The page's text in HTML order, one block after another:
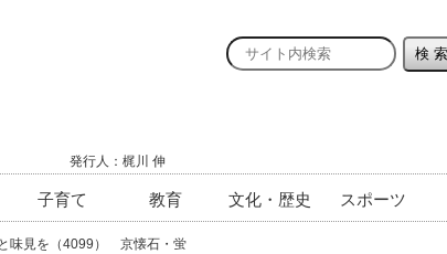
発行人：梶川 伸
子育て 教育 文化・歴史 スポーツ
味見を（4099） 京懐石・蛍